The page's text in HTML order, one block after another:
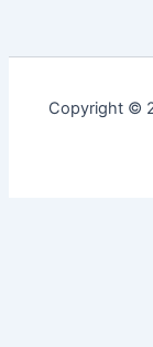
Copyright ©